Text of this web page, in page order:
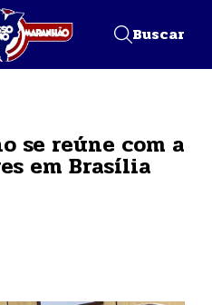
Buscar
se reúne com a
em Brasília